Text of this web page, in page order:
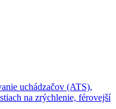
uchádzačov (ATS),
na zrýchlenie, férovejší